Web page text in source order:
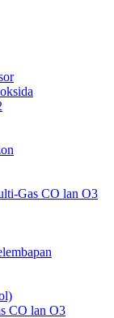
Gas CO lan O3
CO lan O3